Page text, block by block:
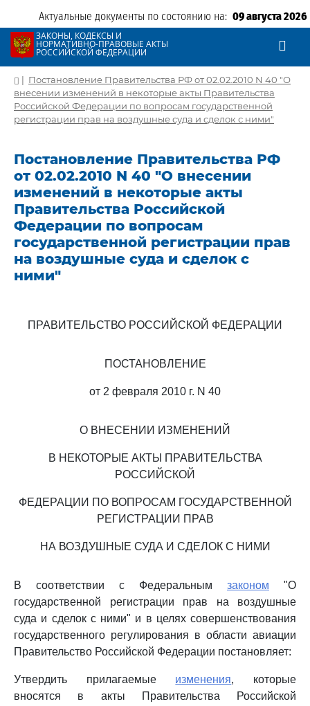
Актуальные документы по состоянию на: 09 августа 2026
ЗАКОНЫ, КОДЕКСЫ И
НОРМАТИВНО-ПРАВОВЫЕ АКТЫ
РОССИЙСКОЙ ФЕДЕРАЦИИ
| Постановление Правительства РФ от 02.02.2010 N 40 "О
внесении изменений в некоторые акты Правительства
Российской Федерации по вопросам государственной
регистрации прав на воздушные суда и сделок с ними"
Постановление Правительства РФ
от 02.02.2010 N 40 "О внесении
изменений в некоторые акты
Правительства Российской
Федерации по вопросам
государственной регистрации прав
на воздушные суда и сделок с
ними"
ПРАВИТЕЛЬСТВО РОССИЙСКОЙ ФЕДЕРАЦИИ
ПОСТАНОВЛЕНИЕ
от 2 февраля 2010 г. N 40
О ВНЕСЕНИИ ИЗМЕНЕНИЙ
В НЕКОТОРЫЕ АКТЫ ПРАВИТЕЛЬСТВА
РОССИЙСКОЙ
ФЕДЕРАЦИИ ПО ВОПРОСАМ ГОСУДАРСТВЕННОЙ
РЕГИСТРАЦИИ ПРАВ
НА ВОЗДУШНЫЕ СУДА И СДЕЛОК С НИМИ
В соответствии с Федеральным законом "О
государственной регистрации прав на воздушные
суда и сделок с ними" и в целях совершенствования
государственного регулирования в области авиации
Правительство Российской Федерации постановляет:
Утвердить прилагаемые изменения, которые
вносятся в акты Правительства Российской